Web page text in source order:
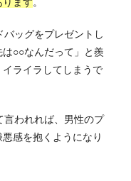
バッグをプレゼントし
○○なんだって」と羨
ライラしてしまうで
言われれば、男性のプ
感を抱くようになり